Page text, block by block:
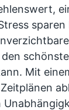
Mit